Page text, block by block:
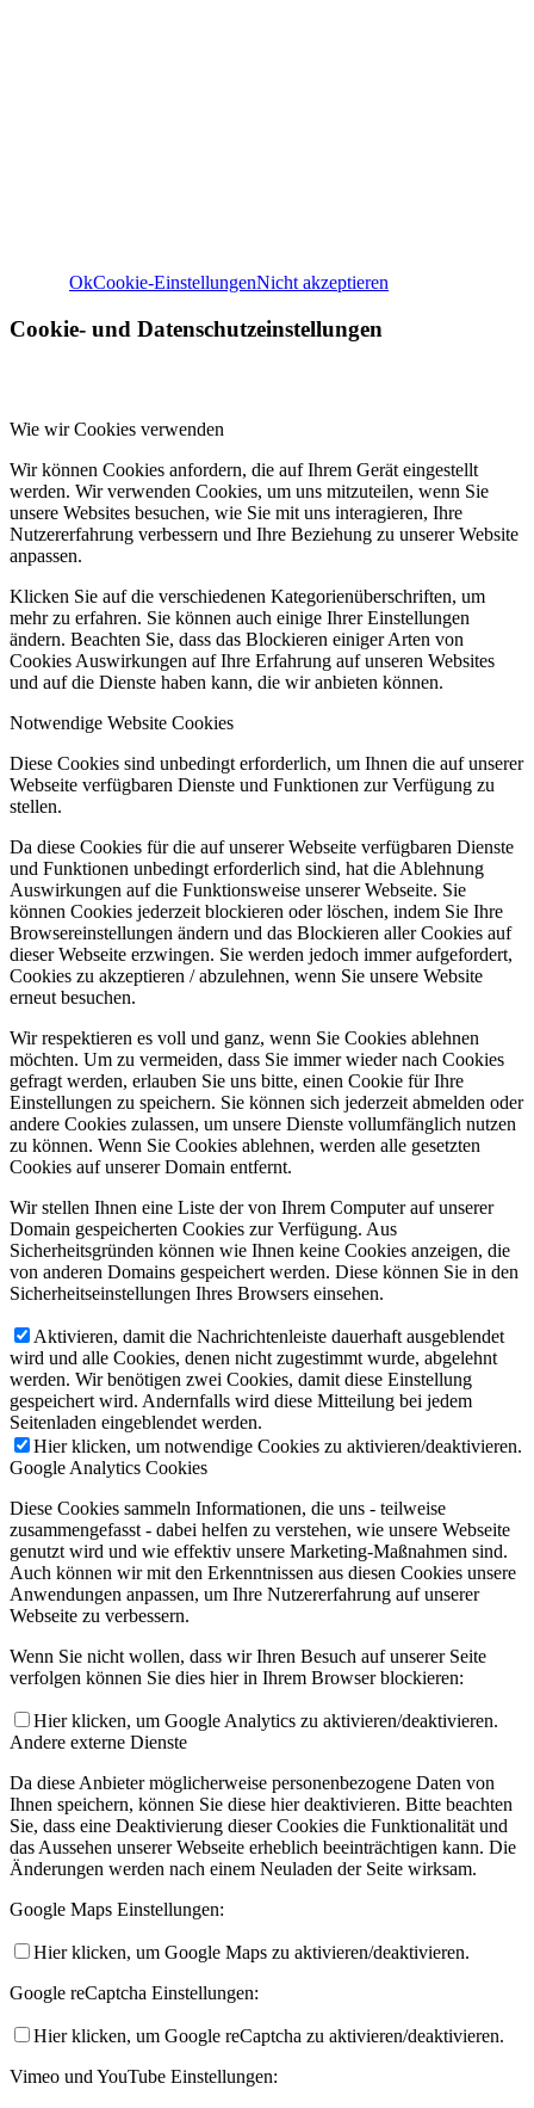
OkCookie-EinstellungenNicht akzeptieren
Cookie- und Datenschutzeinstellungen
Wie wir Cookies verwenden
Wir können Cookies anfordern, die auf Ihrem Gerät eingestellt
werden. Wir verwenden Cookies, um uns mitzuteilen, wenn Sie
unsere Websites besuchen, wie Sie mit uns interagieren, Ihre
Nutzererfahrung verbessern und Ihre Beziehung zu unserer Website
anpassen.
Klicken Sie auf die verschiedenen Kategorienüberschriften, um
mehr zu erfahren. Sie können auch einige Ihrer Einstellungen
ändern. Beachten Sie, dass das Blockieren einiger Arten von
Cookies Auswirkungen auf Ihre Erfahrung auf unseren Websites
und auf die Dienste haben kann, die wir anbieten können.
Notwendige Website Cookies
Diese Cookies sind unbedingt erforderlich, um Ihnen die auf unserer
Webseite verfügbaren Dienste und Funktionen zur Verfügung zu
stellen.
Da diese Cookies für die auf unserer Webseite verfügbaren Dienste
und Funktionen unbedingt erforderlich sind, hat die Ablehnung
Auswirkungen auf die Funktionsweise unserer Webseite. Sie
können Cookies jederzeit blockieren oder löschen, indem Sie Ihre
Browsereinstellungen ändern und das Blockieren aller Cookies auf
dieser Webseite erzwingen. Sie werden jedoch immer aufgefordert,
Cookies zu akzeptieren / abzulehnen, wenn Sie unsere Website
erneut besuchen.
Wir respektieren es voll und ganz, wenn Sie Cookies ablehnen
möchten. Um zu vermeiden, dass Sie immer wieder nach Cookies
gefragt werden, erlauben Sie uns bitte, einen Cookie für Ihre
Einstellungen zu speichern. Sie können sich jederzeit abmelden oder
andere Cookies zulassen, um unsere Dienste vollumfänglich nutzen
zu können. Wenn Sie Cookies ablehnen, werden alle gesetzten
Cookies auf unserer Domain entfernt.
Wir stellen Ihnen eine Liste der von Ihrem Computer auf unserer
Domain gespeicherten Cookies zur Verfügung. Aus
Sicherheitsgründen können wie Ihnen keine Cookies anzeigen, die
von anderen Domains gespeichert werden. Diese können Sie in den
Sicherheitseinstellungen Ihres Browsers einsehen.
Aktivieren, damit die Nachrichtenleiste dauerhaft ausgeblendet
wird und alle Cookies, denen nicht zugestimmt wurde, abgelehnt
werden. Wir benötigen zwei Cookies, damit diese Einstellung
gespeichert wird. Andernfalls wird diese Mitteilung bei jedem
Seitenladen eingeblendet werden.
Hier klicken, um notwendige Cookies zu aktivieren/deaktivieren.
Google Analytics Cookies
Diese Cookies sammeln Informationen, die uns - teilweise
zusammengefasst - dabei helfen zu verstehen, wie unsere Webseite
genutzt wird und wie effektiv unsere Marketing-Maßnahmen sind.
Auch können wir mit den Erkenntnissen aus diesen Cookies unsere
Anwendungen anpassen, um Ihre Nutzererfahrung auf unserer
Webseite zu verbessern.
Wenn Sie nicht wollen, dass wir Ihren Besuch auf unserer Seite
verfolgen können Sie dies hier in Ihrem Browser blockieren:
Hier klicken, um Google Analytics zu aktivieren/deaktivieren.
Andere externe Dienste
Da diese Anbieter möglicherweise personenbezogene Daten von
Ihnen speichern, können Sie diese hier deaktivieren. Bitte beachten
Sie, dass eine Deaktivierung dieser Cookies die Funktionalität und
das Aussehen unserer Webseite erheblich beeinträchtigen kann. Die
Änderungen werden nach einem Neuladen der Seite wirksam.
Google Maps Einstellungen:
Hier klicken, um Google Maps zu aktivieren/deaktivieren.
Google reCaptcha Einstellungen:
Hier klicken, um Google reCaptcha zu aktivieren/deaktivieren.
Vimeo und YouTube Einstellungen: